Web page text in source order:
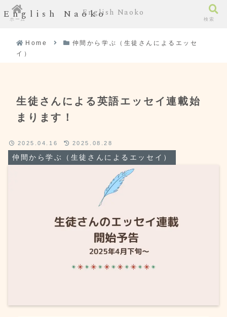
English Naoko
Home
仲間から学ぶ（生徒さんによるエッセ
イ）
生徒さんによる英語エッセイ連載始
まります！
仲間から学ぶ（生徒さんによるエッセイ）
2025.04.16 2025.08.28
ホーム
English Naoko
検索